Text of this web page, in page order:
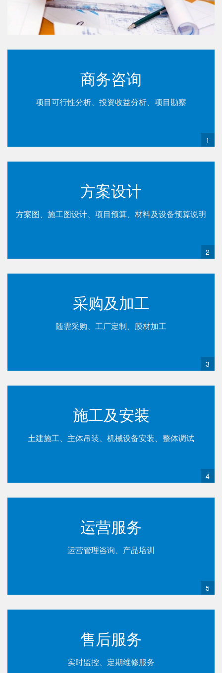
湿度、新风
量、照度等，
皆可按需控
各种体育场馆
商务咨询
项目可行性分析、投资收益分析、项目勘察
1
方案设计
方案图、施工图设计、项目预算、材料及设备预算说明
2
采购及加工
随需采购、工厂定制、膜材加工
3
施工及安装
土建施工、主体吊装、机械设备安装、整体调试
4
运营服务
运营管理咨询、产品培训
5
售后服务
实时监控、定期维修服务